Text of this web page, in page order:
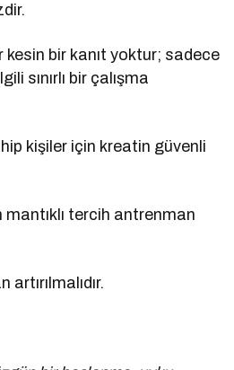
bir kanıt yoktur; sadece
sınırlı bir çalışma
kişiler için kreatin güvenli
tercih antrenman